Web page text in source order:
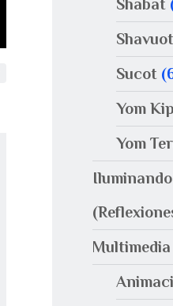
Shabat
Shavuot
Sucot
Yom
Yom
Multimedia